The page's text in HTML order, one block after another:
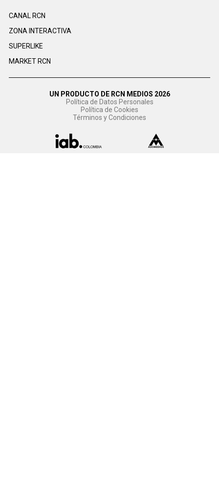
CANAL RCN
ZONA INTERACTIVA
SUPERLIKE
MARKET RCN
UN PRODUCTO DE RCN MEDIOS 2026
Política de Datos Personales
Política de Cookies
Términos y Condiciones